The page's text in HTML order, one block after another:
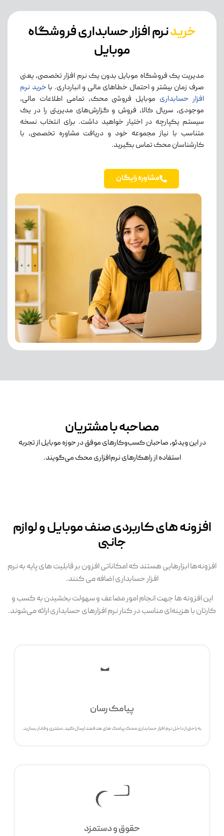
خریدنرم افزار حسابداری فروشگاه
موبایل
مدیریت یک فروشگاه موبایل بدون یک نرم افزار تخصصی، یعنی
صرف زمان بیشتر و احتمال خطاهای مالی و انبارداری. با خرید نرم
افزار حسابداری موبایل فروشی محک، تمامی اطلاعات مالی،
موجودی، سریال کالا، فروش و گزارش‌های مدیریتی را در یک
سیستم یکپارچه در اختیار خواهید داشت. برای انتخاب نسخه
متناسب با نیاز مجموعه خود و دریافت مشاوره تخصصی، با
کارشناسان محک تماس بگیرید.
مشاوره رایگان
مصاحبه با مشتریان
در این ویدئو، صاحبان کسب‌وکارهای موفق در حوزه موبایل از تجربه
استفاده از راهکارهای نرم‌افزاری محک می‌گویند.
افزونه های کاربردی صنف موبایل و لوازم
جانبی
افزونه‌ها ابزارهایی هستند که امکاناتی افزون بر قابلیت های پایه به نرم
افزار حسابداری اضافه می کنند.
این افزونه ها جهت انجام امور مضاعف و سهولت بخشیدن به کسب و
کارتان با هزینه‌ای مناسب در کنار نرم افزارهای حسابداری ارائه می‌شوند.
پیامک رسان
به راحتی از داخل نرم افزار حسابداری محک پیامک های هدفمند ارسال کنید، مشتری وفادار بسازید.
حقوق و دستمزد